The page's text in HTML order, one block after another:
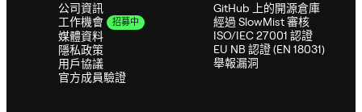
公司資訊
工作機會
招募中
媒體資料
隱私政策
用戶協議
官方成員驗證
GitHub 上的開源倉庫
經過 SlowMist 審核
ISO/IEC 27001 認證
EU NB 認證 (EN 18031)
舉報漏洞